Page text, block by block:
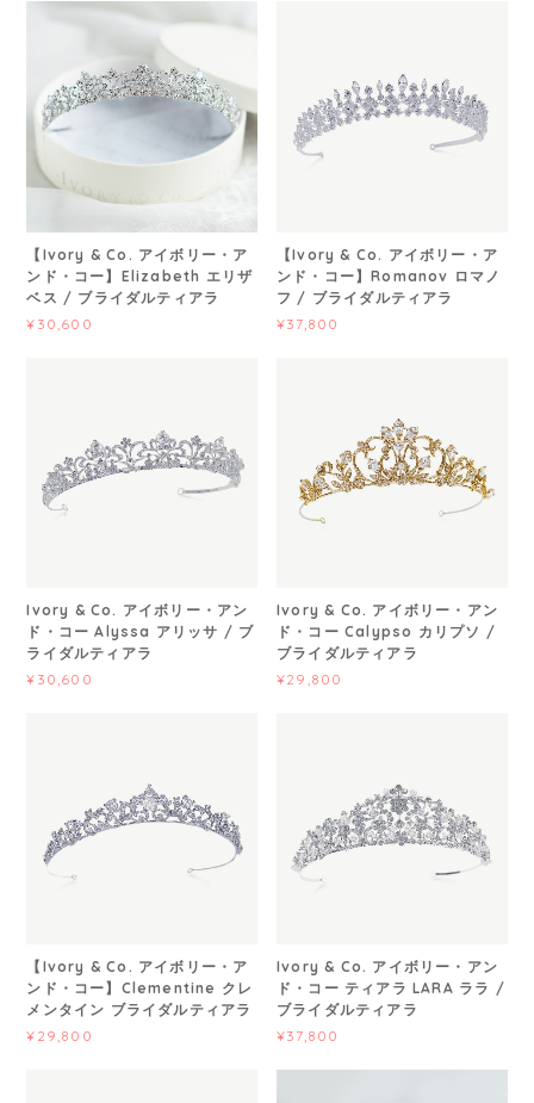
【Ivory & Co. アイボリー・ア
ンド・コー】Elizabeth エリザ
ベス / ブライダルティアラ
¥30,600
【Ivory & Co. アイボリー・ア
ンド・コー】Romanov ロマノ
フ / ブライダルティアラ
¥37,800
Ivory & Co. アイボリー・アン
ド・コー Alyssa アリッサ / ブ
ライダルティアラ
¥30,600
Ivory & Co. アイボリー・アン
ド・コー Calypso カリプソ /
ブライダルティアラ
¥29,800
【Ivory & Co. アイボリー・ア
ンド・コー】Clementine クレ
メンタイン ブライダルティアラ
¥29,800
Ivory & Co. アイボリー・アン
ド・コー ティアラ LARA ララ /
ブライダルティアラ
¥37,800